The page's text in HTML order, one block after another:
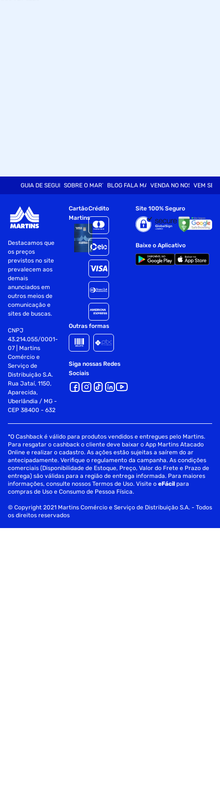
GUIA DE SEGURANÇASOBRE O MARTINSBLOG FALA MARTVENDA NO NOSSO SITE
VEM SER
Destacamos que
os preços
previstos no site
prevalecem aos
demais
anunciados em
outros meios de
comunicação e
sites de buscas.
CNPJ
43.214.055/0001-
07 | Martins
Comércio e
Serviço de
Distribuição S.A.
Rua Jataí, 1150,
Aparecida,
Uberlândia / MG -
CEP 38400 - 632
Cartão
Martins
Crédito
Outras formas
Siga nossas Redes
Sociais
Site 100% Seguro
Baixe o Aplicativo
*O Cashback é válido para produtos vendidos e entregues pelo Martins.
Para resgatar o cashback o cliente deve baixar o App Martins Atacado
Online e realizar o cadastro. As ações estão sujeitas a saírem do ar
antecipadamente. Verifique o regulamento da campanha. As condições
comerciais (Disponibilidade de Estoque, Preço, Valor do Frete e Prazo de
entrega) são válidas para a região de entrega informada. Para maiores
informações, consulte nossos Termos de Uso. Visite oeFácil para
compras de Uso e Consumo de Pessoa Física.
© Copyright 2021 Martins Comércio e Serviço de Distribuição S.A. - Todos
os direitos reservados